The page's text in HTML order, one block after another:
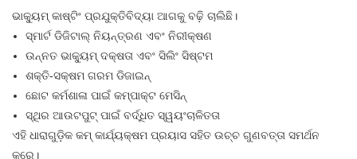
ଭାକ୍ୟୁମ୍ କାଷ୍ଟିଂ ପ୍ରଯୁକ୍ତିବିଦ୍ୟା ଆଗକୁ ବଢ଼ି ଚାଲିଛି।
ସ୍ମାର୍ଟ ଡିଜିଟାଲ୍ ନିୟନ୍ତ୍ରଣ ଏବଂ ନିରୀକ୍ଷଣ
ଉନ୍ନତ ଭାକ୍ୟୁମ୍ ଦକ୍ଷତା ଏବଂ ସିଲିଂ ସିଷ୍ଟମ
ଶକ୍ତି-ସକ୍ଷମ ଗରମ ଡିଜାଇନ୍
ଛୋଟ କର୍ମଶାଳା ପାଇଁ କମ୍ପାକ୍ଟ ମେସିନ୍
ସ୍ଥିର ଆଉଟପୁଟ୍ ପାଇଁ ବର୍ଦ୍ଧିତ ସ୍ୱୟଂଚାଳିତତା
ଏହି ଧାରାଗୁଡ଼ିକ କମ୍ କାର୍ଯ୍ୟକ୍ଷମ ପ୍ରୟାସ ସହିତ ଉଚ୍ଚ ଗୁଣବତ୍ତା ସମର୍ଥନ
କରେ।